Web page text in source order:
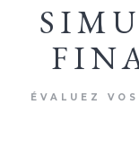
ÉVALUEZ